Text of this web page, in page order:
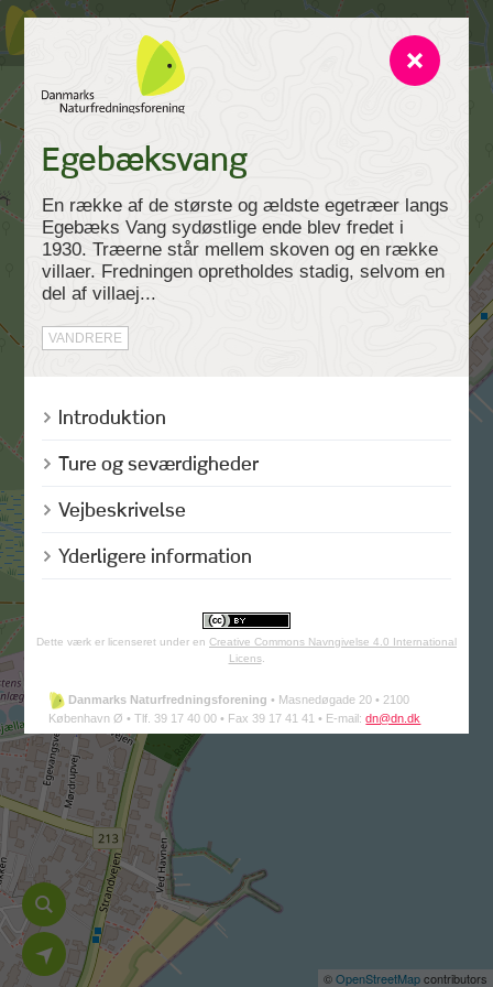
©OpenStreetMapcontributors
Egebæksvang
En række af de største og ældste egetræer langs
Egebæks Vang sydøstlige ende blev fredet i
1930. Træerne står mellem skoven og en række
villaer. Fredningen opretholdes stadig, selvom en
del af villaej...
VANDRERE
Introduktion
Ture og seværdigheder
Vejbeskrivelse
Yderligere information
Dette værk er licenseret under en Creative Commons Navngivelse 4.0 International
Licens.
Danmarks Naturfredningsforening • Masnedøgade 20 • 2100
København Ø • Tlf. 39 17 40 00 • Fax 39 17 41 41 • E-mail:dn@dn.dk